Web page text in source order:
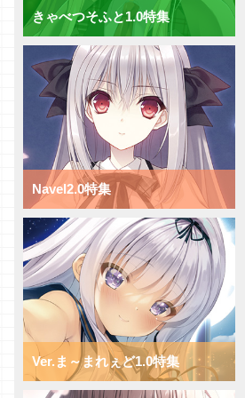
きゃべつそふと1.0特集
Navel2.0特集
Ver.ま～まれぇど1.0特集